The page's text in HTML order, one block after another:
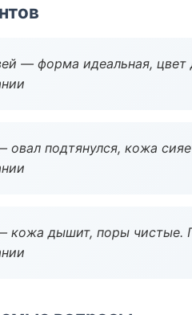
— форма идеальная, цвет
овал подтянулся, кожа
кожа дышит, поры чистые.